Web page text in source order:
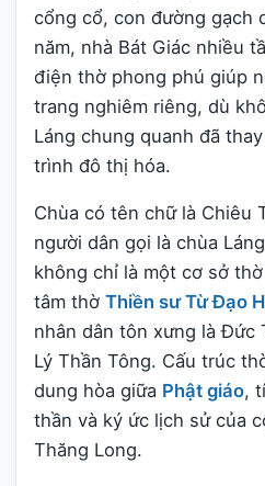
cổng cổ, con đường gạch
năm, nhà Bát Giác nhiều
điện thờ phong phú giúp
trang nghiêm riêng, dù
Láng chung quanh đã
trình đô thị hóa.
Chùa có tên chữ là Chiêu
người dân gọi là chùa
không chỉ là một cơ sở
tâm thờ Thiền sư Từ Đạo
nhân dân tôn xưng là Đức
Lý Thần Tông. Cấu trúc
dung hòa giữa Phật giáo,
thần và ký ức lịch sử của
Thăng Long.